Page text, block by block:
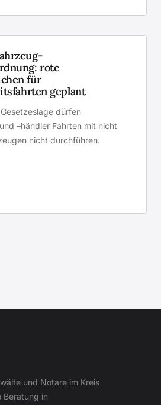
rote
für
geplant
dürfen
–händler Fahrten mit nicht
nicht durchführen.
und Notare im Kreis
Beratung in